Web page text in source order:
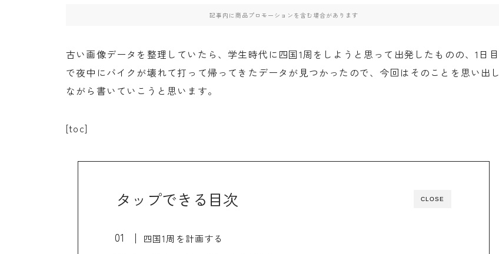
記事内に商品プロモーションを含む場合があります
古い画像データを整理していたら、学生時代に四国1周をしようと思って出発したものの、1日目
で夜中にバイクが壊れて打って帰ってきたデータが見つかったので、今回はそのことを思い出し
ながら書いていこうと思います。
[toc]
CLOSE
タップできる目次
四国1周を計画する